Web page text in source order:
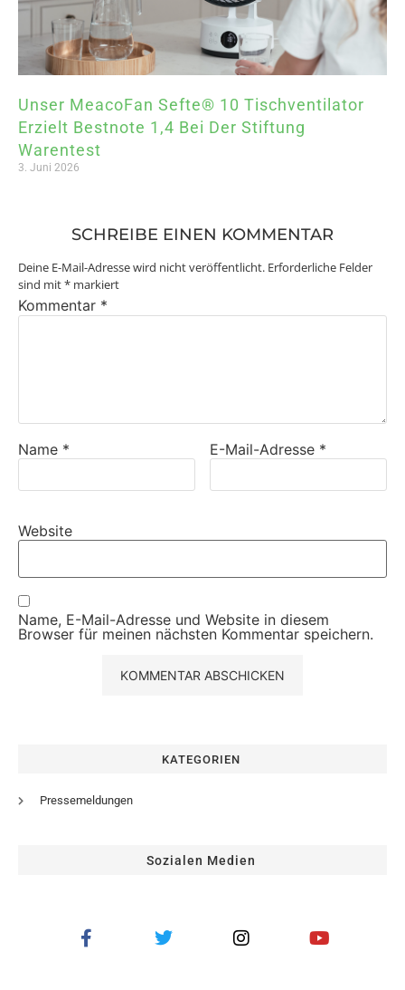
Unser MeacoFan Sefte® 10 Tischventilator
Erzielt Bestnote 1,4 Bei Der Stiftung
Warentest
3. Juni 2026
SCHREIBE EINEN KOMMENTAR
Deine E-Mail-Adresse wird nicht veröffentlicht. Erforderliche Felder
sind mit* markiert
Kommentar *
Name * E-Mail-Adresse *
Website
Name, E-Mail-Adresse und Website in diesem
Browser für meinen nächsten Kommentar speichern.
KATEGORIEN
Pressemeldungen
Sozialen Medien